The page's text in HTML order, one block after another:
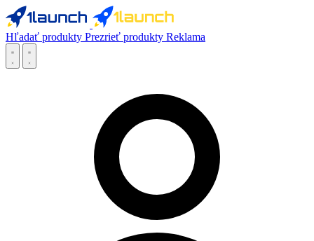
Hľadať produkty Prezrieť produkty Reklama